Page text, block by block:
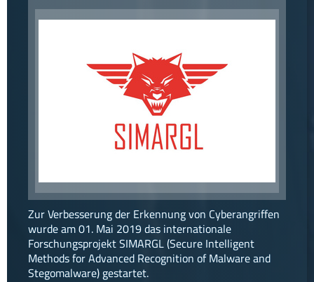
philosophie
Zur Verbesserung der Erkennung von Cyberangriffen
wurde am 01. Mai 2019 das internationale
Forschungsprojekt SIMARGL (Secure Intelligent
Methods for Advanced Recognition of Malware and
Stegomalware) gestartet.